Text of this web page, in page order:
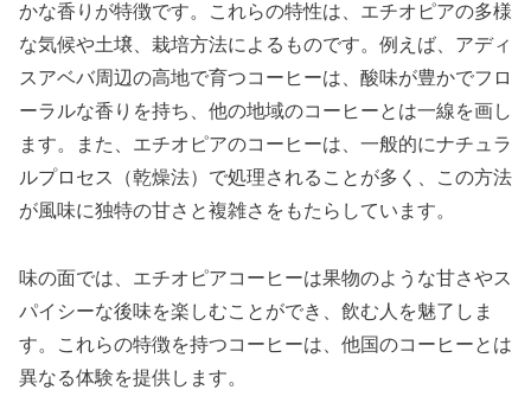
かな香りが特徴です。これらの特性は、エチオピアの多様
な気候や土壌、栽培方法によるものです。例えば、アディ
スアベバ周辺の高地で育つコーヒーは、酸味が豊かでフロ
ーラルな香りを持ち、他の地域のコーヒーとは一線を画し
ます。また、エチオピアのコーヒーは、一般的にナチュラ
ルプロセス（乾燥法）で処理されることが多く、この方法
が風味に独特の甘さと複雑さをもたらしています。
味の面では、エチオピアコーヒーは果物のような甘さやス
パイシーな後味を楽しむことができ、飲む人を魅了しま
す。これらの特徴を持つコーヒーは、他国のコーヒーとは
異なる体験を提供します。